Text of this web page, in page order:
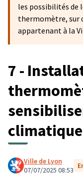
les possibilités de
thermomètre, sur
appartenant à la
7 -
Ville de Lyon
07/07/2025 08:53